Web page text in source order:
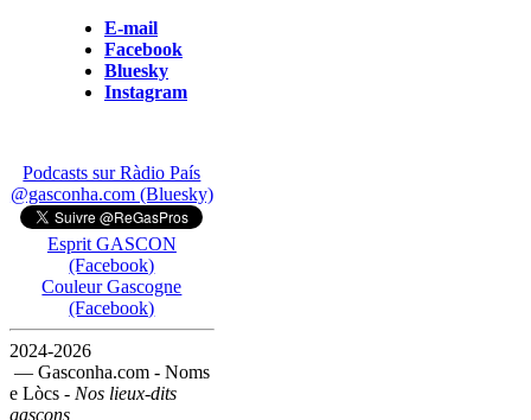
E-mail
Facebook
Bluesky
Instagram
Podcasts sur Ràdio País
@gasconha.com (Bluesky)
Esprit GASCON
(Facebook)
Couleur Gascogne
(Facebook)
2024-2026
— Gasconha.com - Noms
e Lòcs - Nos lieux-dits
gascons